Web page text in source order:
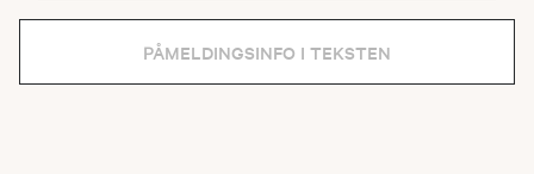
PÅMELDINGSINFO I TEKSTEN